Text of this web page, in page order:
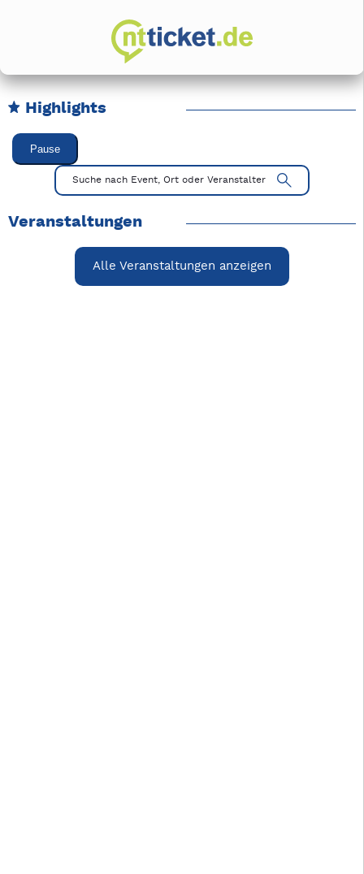
Highlights
Karussell Veranstaltungen überspringen
Pause
Mit Tab zu den Steuerelementen wechseln. Mit Pfeiltasten
Suche nach Event, Ort oder Veranstalter
Veranstaltungen
Alle Veranstaltungen anzeigen